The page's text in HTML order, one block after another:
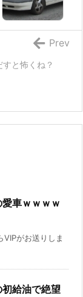
と怖くね？
Prev
愛車ｗｗｗｗ
がお送りしま
初給油で絶望